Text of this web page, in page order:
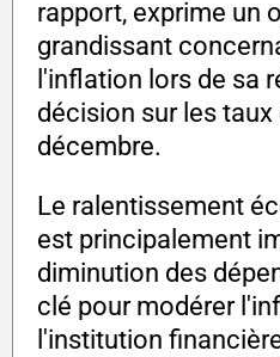
rapport, exprime un
grandissant
l'inflation lors de sa
décision sur les taux
décembre.
Le ralentissement
est principalement
diminution des
clé pour modérer
l'institution